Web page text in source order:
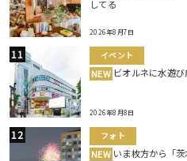
してる
2026年8月7日
イベント
NEW ビオルネに水遊
2026年8月8日
フォト
NEW いま枚方から「